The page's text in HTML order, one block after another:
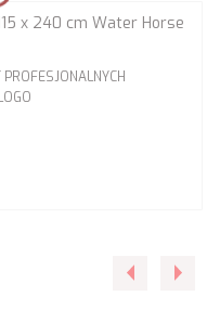
x 240 cm Water Horse